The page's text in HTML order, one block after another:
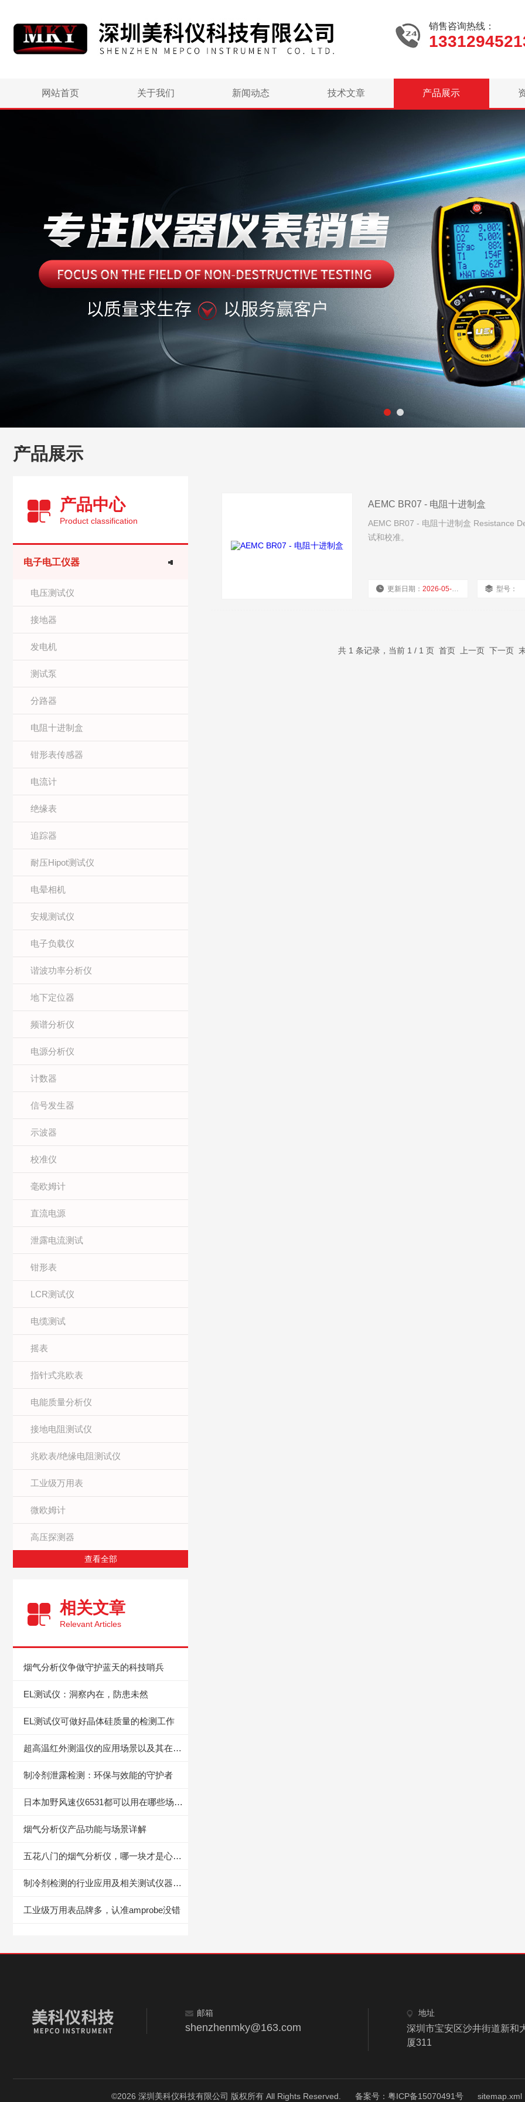
销售咨询热线：
网站首页 关于我们 新闻动态 技术文章 产品展示
产品展示
产品中心
Product classification
电子电工仪器
电压测试仪
接地器
发电机
测试泵
分路器
电阻十进制盒
钳形表传感器
电流计
绝缘表
追踪器
耐压Hipot测试仪
电晕相机
安规测试仪
电子负载仪
谐波功率分析仪
地下定位器
频谱分析仪
电源分析仪
计数器
信号发生器
示波器
校准仪
毫欧姆计
直流电源
泄露电流测试
钳形表
LCR测试仪
电缆测试
摇表
指针式兆欧表
电能质量分析仪
接地电阻测试仪
兆欧表/绝缘电阻测试仪
工业级万用表
微欧姆计
高压探测器
查看全部
相关文章
Relevant Articles
烟气分析仪争做守护蓝天的科技哨兵
EL测试仪：洞察内在，防患未然
EL测试仪可做好晶体硅质量的检测工作
超高温红外测温仪的应用场景以及其在现代科技中的重要性
制冷剂泄露检测：环保与效能的守护者
日本加野风速仪6531都可以用在哪些场合？
烟气分析仪产品功能与场景详解
五花八门的烟气分析仪，哪一块才是心仪的，要选型参考看这里！
制冷剂检测的行业应用及相关测试仪器设备
工业级万用表品牌多，认准amprobe没错
AEMC BR07 - 电阻十进制盒
AEMC BR07 - 电阻十进制盒 Resistance
试和校准。
更新日期：2026-05-10 型号：
共 1 条记录，当前 1 / 1 页 首页 上一页 下一页
邮箱
shenzhenmky@163.com
地址
深圳市宝安区沙井街道新和
厦311
©2026 深圳美科仪科技有限公司 版权所有 All Rights Reserved. 备案号：粤ICP备15070491号 sitemap.xml